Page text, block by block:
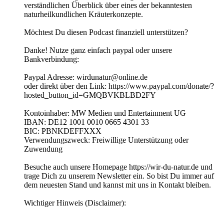
verständlichen Überblick über eines der bekanntesten
naturheilkundlichen Kräuterkonzepte.
Möchtest Du diesen Podcast finanziell unterstützen?
Danke! Nutze ganz einfach paypal oder unsere
Bankverbindung:
Paypal Adresse: wirdunatur@online.de
oder direkt über den Link: https://www.paypal.com/donate/?
hosted_button_id=GMQBVKBLBD2FY
Kontoinhaber: MW Medien und Entertainment UG
IBAN: DE12 1001 0010 0665 4301 33
BIC: PBNKDEFFXXX
Verwendungszweck: Freiwillige Unterstützung oder
Zuwendung
Besuche auch unsere Homepage https://wir-du-natur.de und
trage Dich zu unserem Newsletter ein. So bist Du immer auf
dem neuesten Stand und kannst mit uns in Kontakt bleiben.
Wichtiger Hinweis (Disclaimer):